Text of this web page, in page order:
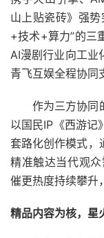
山上贴瓷砖》强
+技术+算力”的三
AI漫剧行业向工业
青飞互娱全程协同
作为三方协同
以国民IP《西游记
套路化创作模式，
精准触达当代观
催更热度持续攀升
精品内容为核，星